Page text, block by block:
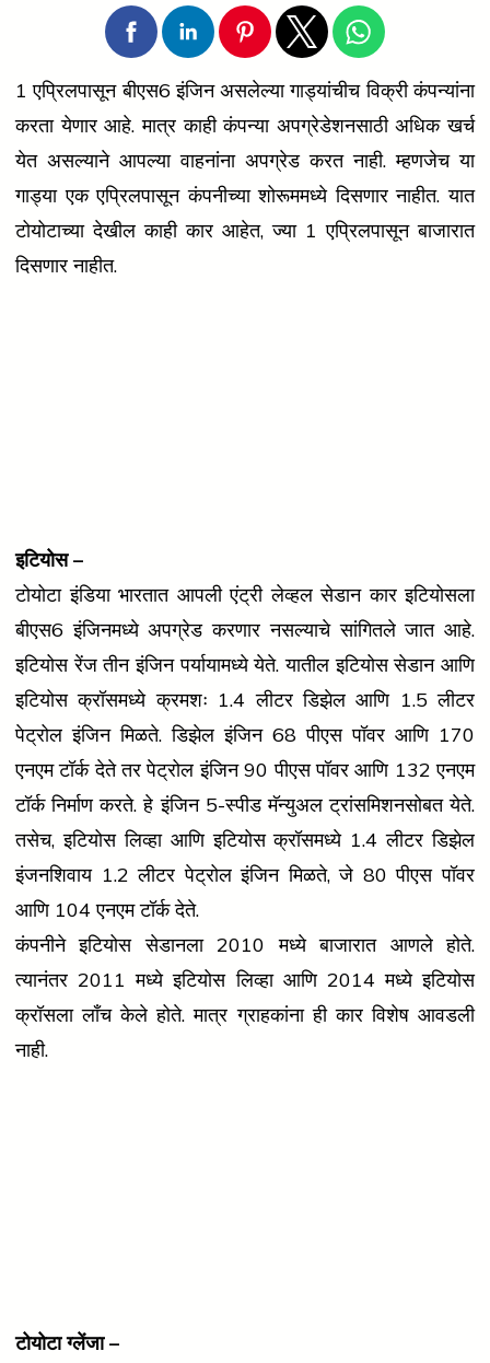
1 एप्रिलपासून बीएस6 इंजिन असलेल्या गाड्यांचीच विक्री कंपन्यांना
करता येणार आहे. मात्र काही कंपन्या अपग्रेडेशनसाठी अधिक खर्च
येत असल्याने आपल्या वाहनांना अपग्रेड करत नाही. म्हणजेच या
गाड्या एक एप्रिलपासून कंपनीच्या शोरूममध्ये दिसणार नाहीत. यात
टोयोटाच्या देखील काही कार आहेत, ज्या 1 एप्रिलपासून बाजारात
दिसणार नाहीत.
इटियोस –
टोयोटा इंडिया भारतात आपली एंट्री लेव्हल सेडान कार इटियोसला
बीएस6 इंजिनमध्ये अपग्रेड करणार नसल्याचे सांगितले जात आहे.
इटियोस रेंज तीन इंजिन पर्यायामध्ये येते. यातील इटियोस सेडान आणि
इटियोस क्रॉसमध्ये क्रमशः 1.4 लीटर डिझेल आणि 1.5 लीटर
पेट्रोल इंजिन मिळते. डिझेल इंजिन 68 पीएस पॉवर आणि 170
एनएम टॉर्क देते तर पेट्रोल इंजिन 90 पीएस पॉवर आणि 132 एनएम
टॉर्क निर्माण करते. हे इंजिन 5-स्पीड मॅन्युअल ट्रांसमिशनसोबत येते.
तसेच, इटियोस लिव्हा आणि इटियोस क्रॉसमध्ये 1.4 लीटर डिझेल
इंजनशिवाय 1.2 लीटर पेट्रोल इंजिन मिळते, जे 80 पीएस पॉवर
आणि 104 एनएम टॉर्क देते.
कंपनीने इटियोस सेडानला 2010 मध्ये बाजारात आणले होते.
त्यानंतर 2011 मध्ये इटियोस लिव्हा आणि 2014 मध्ये इटियोस
क्रॉसला लाँच केले होते. मात्र ग्राहकांना ही कार विशेष आवडली
नाही.
टोयोटा ग्लेंजा –